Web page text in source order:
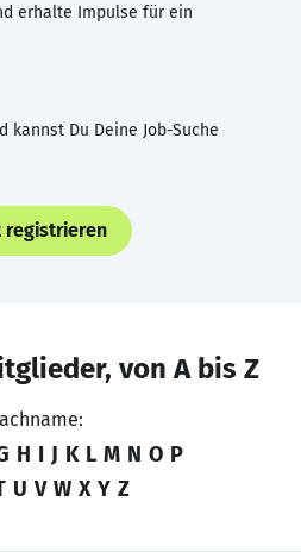
erhalte Impulse für ein
kannst Du Deine Job-Suche
registrieren
von A bis Z
H I J K L M N O P
U V W X Y Z